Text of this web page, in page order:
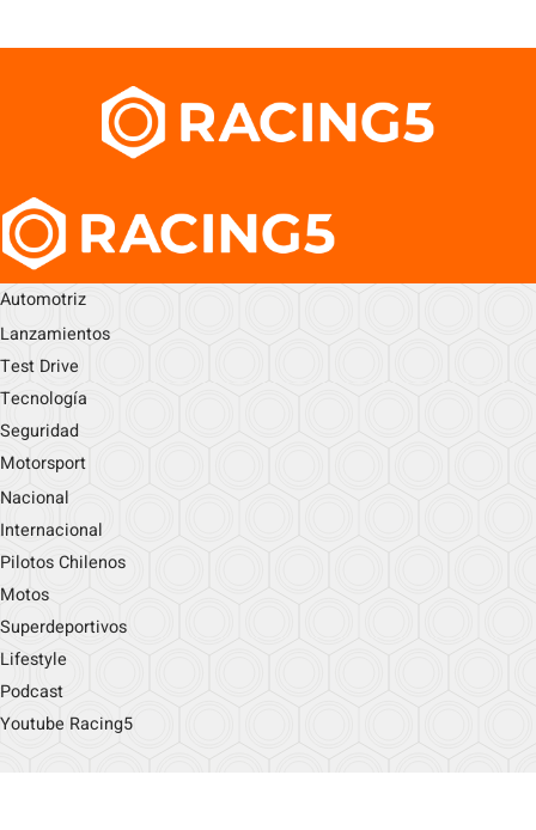
Automotriz
Lanzamientos
Test Drive
Tecnología
Seguridad
Motorsport
Nacional
Internacional
Pilotos Chilenos
Motos
Superdeportivos
Lifestyle
Podcast
Youtube Racing5